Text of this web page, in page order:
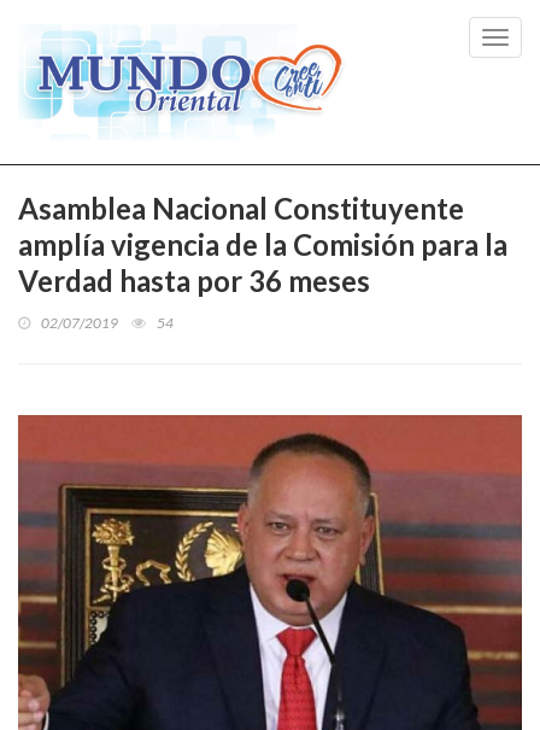
Asamblea Nacional Constituyente
amplía vigencia de la Comisión para la
Verdad hasta por 36 meses
02/07/2019 54